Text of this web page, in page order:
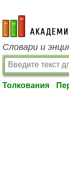
academic.ru
Словари и
Толкования